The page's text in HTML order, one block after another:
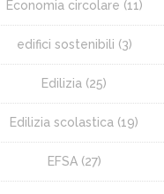
Economia circolare (11)
edifici sostenibili (3)
Edilizia (25)
Edilizia scolastica (19)
EFSA(27)